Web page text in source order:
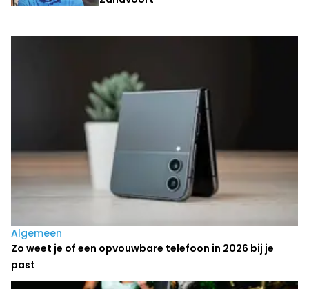
Laatste nieuws
Algemeen
Zo weet je of een opvouwbare telefoon in 2026 bij je
past